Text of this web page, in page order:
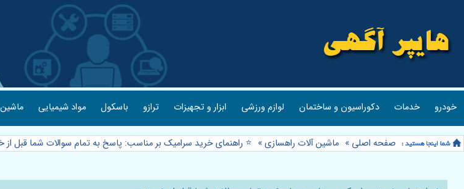
خودرو خدمات دکوراسیون و ساختمان لوازم ورزشی ابزار و تجهیزات ترازو باسکول مواد شیمیایی
صفحه اصلی » ماشین آلات راهسازی» ⭐️ راهنمای خرید سرامیک بر مناسب: پاسخ به تمام سوالات شما قبل از